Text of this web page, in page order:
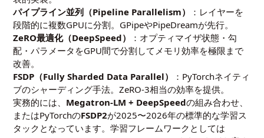
パイプライン並列（Pipeline Parallelism）
：レイヤーを
段階的に複数GPUに分割。GPipeやPipeDreamが先行。
ZeRO最適化（DeepSpeed）
：オプティマイザ状態・勾
配・パラメータをGPU間で分割してメモリ効率を極限まで
改善。
FSDP（Fully Sharded Data Parallel）
：PyTorchネイティ
ブのシャーディング手法。ZeRO-3相当の効率を提供。
実務的には、 Megatron-LM + DeepSpeedの組み合わせ、
またはPyTorchのFSDP2が2025〜2026年の標準的な学習ス
タックとなっています。学習フレームワークとしては